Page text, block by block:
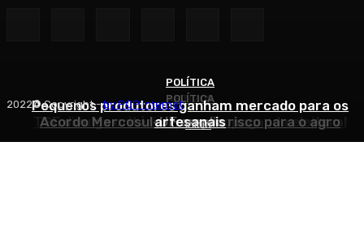
ARTIGOS
TSE divulga critérios para propaganda eleitoral
POLÍTICA
Acordo Mercosul-UE amplia risco para o agro
POLÍTICA
Pequenos produtores ganham mercado para os
artesanais
2022© Copyright -by POP Internet
Início